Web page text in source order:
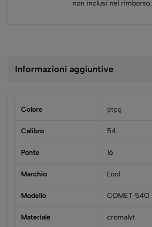
non inclusi nel rimborso.
Informazioni aggiuntive
Colore ptpg
Calibro 54
Ponte 16
Marchio Lool
Modello COMET 54O
Materiale cromalyt